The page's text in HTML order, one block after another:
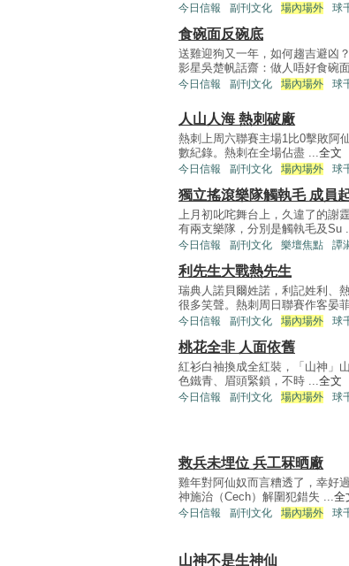
今日信報 副刊文化 場內場外 球
食碗面反碗底
送雞迎狗又一年，如何趨吉避凶
影星吳楚帆話齋：做人唔好食碗
今日信報 副刊文化 場內場外 球
人山人海 熱刺破廠
熱刺上周六聯賽主場1比0擊敗阿
數紀錄。熱刺在全場佔盡 ...全文
今日信報 副刊文化 場內場外 球
獨立搖滾樂隊觸執毛 成員
上月初叱咤舞台上，久違了的謝
有兩支樂隊，分別是觸執毛及Su
今日信報 副刊文化 樂壇焦點 譚
利先生大戰熱先生
瑞典人諾貝爾姓諾，利記姓利、
很多笑聲。熱刺周日聯賽作客晏
今日信報 副刊文化 場內場外 球
桃花全非 人面依舊
紅衫白袖換成全紅裝，「山神」
色鐵青、眉頭緊鎖，不時 ...全文
今日信報 副刊文化 場內場外 球
救兵未埋位 兵工冧晒廠
雞年對阿仙奴而言糟透了，幸好
神施治（Cech）解圍犯錯失 ... 全
今日信報 副刊文化 場內場外 球
山神不是生神仙